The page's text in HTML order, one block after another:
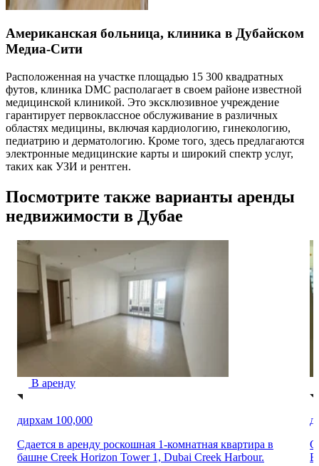
Американская больница, клиника в Дубайском
Медиа-Сити
Расположенная на участке площадью 15 300 квадратных
футов, клиника DMC располагает в своем районе известной
медицинской клиникой. Это эксклюзивное учреждение
гарантирует первоклассное обслуживание в различных
областях медицины, включая кардиологию, гинекологию,
педиатрию и дерматологию. Кроме того, здесь предлагаются
электронные медицинские карты и широкий спектр услуг,
таких как УЗИ и рентген.
Посмотрите также варианты аренды
недвижимости в Дубае
В аренду
дирхам 85,000
Сдается в аренду новая однокомнатная квартира в районе
Бингхатти Аврора, JVC District 12.